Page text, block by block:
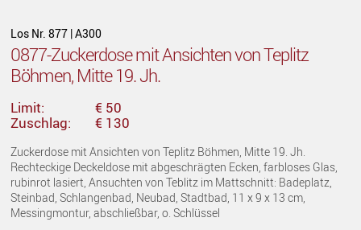
Los Nr. 877 | A300
0877-Zuckerdose mit Ansichten von Teplitz
Böhmen, Mitte 19. Jh.
Limit:
€ 50
Zuschlag:
€ 130
Zuckerdose mit Ansichten von Teplitz Böhmen, Mitte 19. Jh.
Rechteckige Deckeldose mit abgeschrägten Ecken, farbloses Glas,
rubinrot lasiert, Ansuchten von Teblitz im Mattschnitt: Badeplatz,
Steinbad, Schlangenbad, Neubad, Stadtbad, 11 x 9 x 13 cm,
Messingmontur, abschließbar, o. Schlüssel